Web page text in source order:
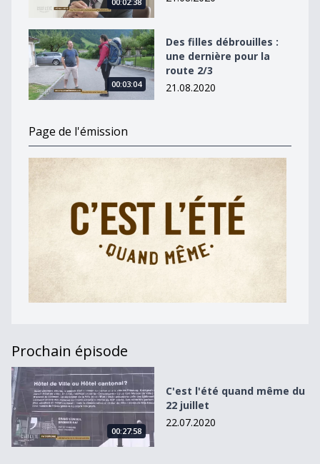
Des filles débrouilles : une dernière pour la route 2/3
00:03:04
Des filles débrouilles :
une dernière pour la
route 2/3
21.08.2020
Page de l'émission
Prochain épisode
C&#039;est l&#039;été quand même du 22 juillet
00:27:58
C'est l'été quand même du
22 juillet
22.07.2020